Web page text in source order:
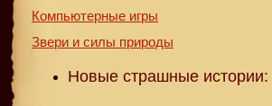
Компьютерные игры
Звери и силы природы
Новые страшные истории: